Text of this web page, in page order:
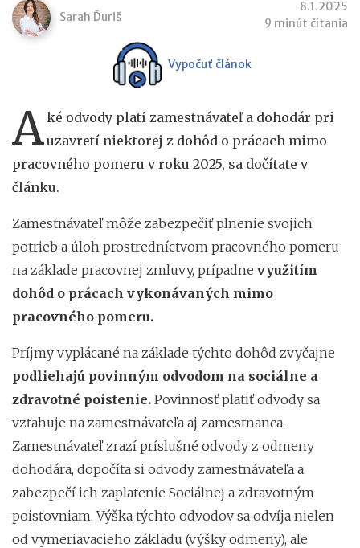
Sarah Ďuriš
8.1.2025
9 minút čítania
Vypočuť článok
Aké odvody platí zamestnávateľ a dohodár pri
uzavretí niektorej z dohôd o prácach mimo
pracovného pomeru v roku 2025, sa dočítate v
článku.
Zamestnávateľ môže zabezpečiť plnenie svojich
potrieb a úloh prostredníctvom pracovného pomeru
na základe pracovnej zmluvy, prípadne využitím
dohôd o prácach vykonávaných mimo
pracovného pomeru.
Príjmy vyplácané na základe týchto dohôd zvyčajne
podliehajú povinným odvodom na sociálne a
zdravotné poistenie. Povinnosť platiť odvody sa
vzťahuje na zamestnávateľa aj zamestnanca.
Zamestnávateľ zrazí príslušné odvody z odmeny
dohodára, dopočíta si odvody zamestnávateľa a
zabezpečí ich zaplatenie Sociálnej a zdravotným
poisťovniam. Výška týchto odvodov sa odvíja nielen
od vymeriavacieho základu (výšky odmeny), ale